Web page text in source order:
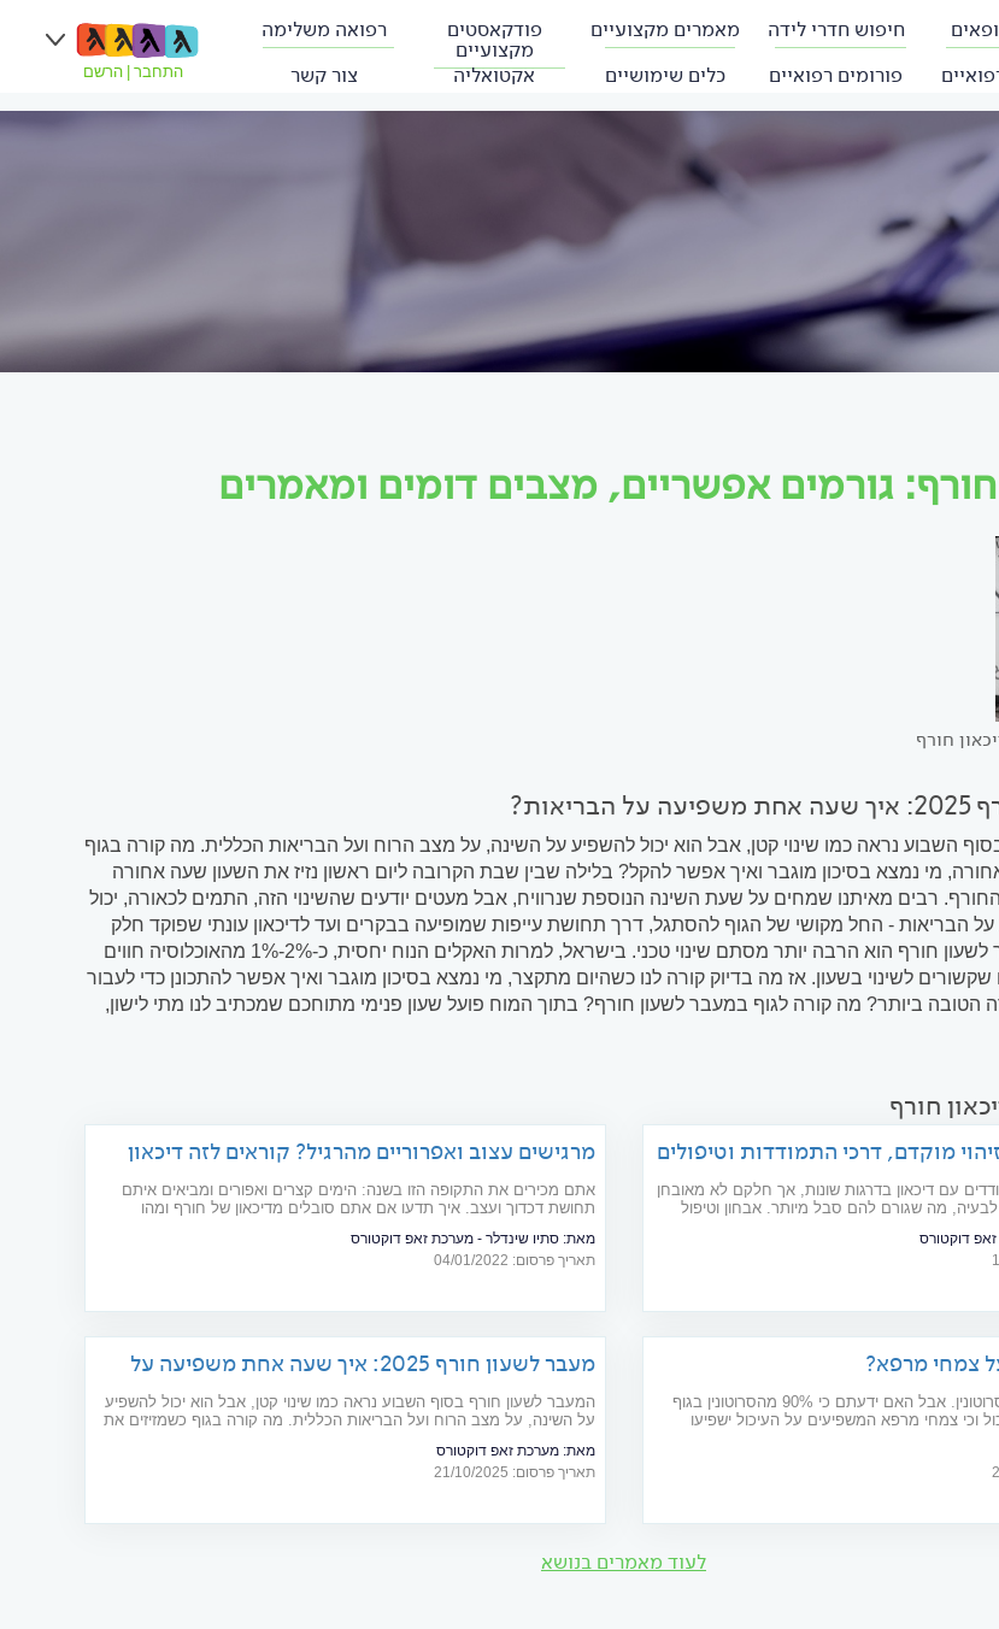
חיפוש חדרי לידה מאמרים מקצועיים פודקאסטים
מקצועיים
רפואה משלימה
פורומים רפואיים כלים שימושיים אקטואליה צור קשר התחבר הרשם
חורף: גורמים אפשריים, מצבים דומים ומאמרים
חורף
השבוע נראה כמו שינוי קטן, אבל הוא יכול להשפיע על השינה, על מצב הרוח ועל הבריאות הכללית. מה קורה בגוף
מי נמצא בסיכון מוגבר ואיך אפשר להקל? בלילה שבין שבת הקרובה ליום ראשון נזיז את השעון שעה אחורה
החורף. רבים מאיתנו שמחים על שעת השינה הנוספת שנרוויח, אבל מעטים יודעים שהשינוי הזה, התמים לכאורה, יכול
הבריאות - החל מקושי של הגוף להסתגל, דרך תחושת עייפות שמופיעה בבקרים ועד לדיכאון עונתי שפוקד חלק
מהאוכלוסיה - המעבר לשעון חורף הוא הרבה יותר מסתם שינוי טכני. בישראל, למרות האקלים הנוח יחסית, כ-2%-1% מהאוכלוסיה חווים
לשינוי בשעון. אז מה בדיוק קורה לנו כשהיום מתקצר, מי נמצא בסיכון מוגבר ואיך אפשר להתכונן כדי לעבור
הטובה ביותר? מה קורה לגוף במעבר לשעון חורף? בתוך המוח פועל שעון פנימי מתוחכם שמכתיב לנו מתי לישון,
רעבים...
חורף
מוקדם, דרכי התמודדות וטיפולים
עם דיכאון בדרגות שונות, אך חלקם לא מאובחן
לבעיה, מה שגורם להם סבל מיותר. אבחון וטיפול
דוקטורס
מרגישים עצוב ואפרוריים מהרגיל? קוראים לזה דיכאון
אתם מכירים את התקופה הזו בשנה: הימים קצרים ואפורים ומביאים איתם
תחושת דכדוך ועצב. איך תדעו אם אתם סובלים מדיכאון של חורף ומהו
מאת: סתיו שינדלר - מערכת זאפ דוקטורס
תאריך פרסום: 04/01/2022
צמחי מרפא?
דיכאון קשור במחסור בסרוטונין. אבל האם ידעתם כי 90% מהסרוטונין בגוף
צמחי מרפא המשפיעים על העיכול ישפיעו
מעבר לשעון חורף 2025: איך שעה אחת משפיעה על
הבריאות?
המעבר לשעון חורף בסוף השבוע נראה כמו שינוי קטן, אבל הוא יכול להשפיע
על השינה, על מצב הרוח ועל הבריאות הכללית. מה קורה בגוף כשמזיזים את
מאת: מערכת זאפ דוקטורס
תאריך פרסום: 21/10/2025
לעוד מאמרים בנושא